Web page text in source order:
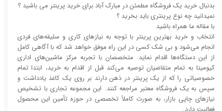
بدنبال خرید یک فروشگاه مطمئن در مبارک آباد برای خرید پرینتر می باشید ؟
نمیدانید چه نوع پرینتری باید بخرید ؟
با مقاله ما همراه باشید
انتخاب و خرید بهترین پرینتر با توجه به نیاز‌‌های کاری و سلیقه‌های فردی
انجام می‌شود و بی شک کسی در این راه موفق خواهد شد که با آگاهی کامل
از این دستگاه‌ها اقدام نماید. متخصصان با تجربه مرکز ماشین‌های اداری
کیومیتا به تمام متقاضیان توصیه می‌کند قبل از اقدام به خرید، ابتدا تمام
خصوصیاتی را که از یک پرینتر در ذهن دارند بر روی یک کاغذ یادداشت و
سپس به یک فروشگاه معتبر مراجعه کنند. این مجموعه تجاری با تشخیص
نیاز‌‌های چاپی بازار، به صورت کاملاً تخصصی در حوزه تأمین این محصول